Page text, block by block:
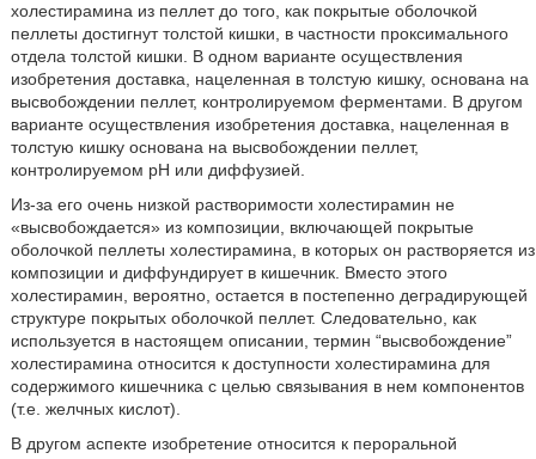
холестирамина из пеллет до того, как покрытые оболочкой
пеллеты достигнут толстой кишки, в частности проксимального
отдела толстой кишки. В одном варианте осуществления
изобретения доставка, нацеленная в толстую кишку, основана на
высвобождении пеллет, контролируемом ферментами. В другом
варианте осуществления изобретения доставка, нацеленная в
толстую кишку основана на высвобождении пеллет,
контролируемом рН или диффузией.
Из-за его очень низкой растворимости холестирамин не
«высвобождается» из композиции, включающей покрытые
оболочкой пеллеты холестирамина, в которых он растворяется из
композиции и диффундирует в кишечник. Вместо этого
холестирамин, вероятно, остается в постепенно деградирующей
структуре покрытых оболочкой пеллет. Следовательно, как
используется в настоящем описании, термин “высвобождение”
холестирамина относится к доступности холестирамина для
содержимого кишечника с целью связывания в нем компонентов
(т.е. желчных кислот).
В другом аспекте изобретение относится к пероральной